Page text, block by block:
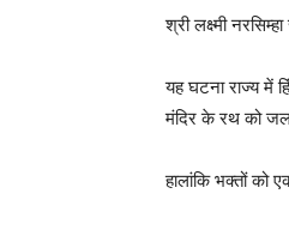
श्री लक्ष्मी
यह घटना राज्य में
मंदिर के रथ को
हालांकि भक्तों को